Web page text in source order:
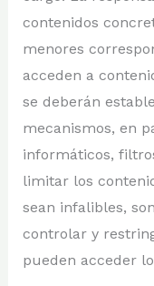
contenidos
menores
acceden a
se deberán
mecanismos, en
informáticos,
limitar los
sean infalibles,
controlar y
pueden acceder